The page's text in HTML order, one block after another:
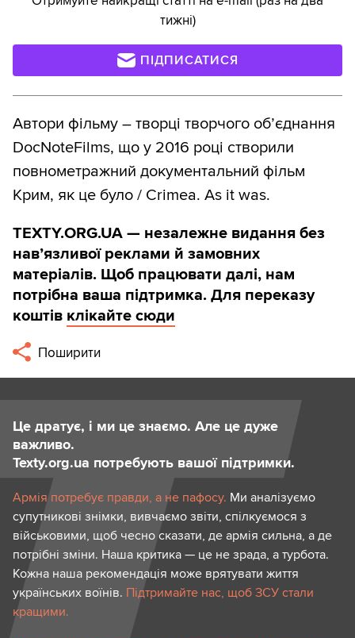
тижні)
ПІДПИСАТИСЯ
Автори фільму – творці творчого об’єднання
DocNoteFilms, що у 2016 році створили
повнометражний документальний фільм
Крим, як це було / Crimea. As it was.
TEXTY.ORG.UA — незалежне видання без
навʼязливої реклами й замовних
матеріалів. Щоб працювати далі, нам
потрібна ваша підтримка. Для переказу
коштів клікайте сюди
Поширити
Це дратує, і ми це знаємо. Але це дуже
важливо.
Texty.org.ua потребують вашої підтримки.
Армія потребує правди, а не пафосу. Ми аналізуємо
супутникові знімки, вивчаємо звіти, спілкуємося з
військовими, щоб чесно сказати, де армія сильна, а де
потрібні зміни. Наша критика — це не зрада, а турбота.
Кожна наша рекомендація може врятувати життя
українських воїнів. Підтримайте нас, щоб ЗСУ стали
кращими.